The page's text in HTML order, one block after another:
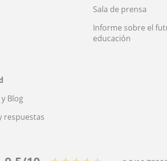
Sala de prensa
Informe sobre el
educación
Blog
respuestas